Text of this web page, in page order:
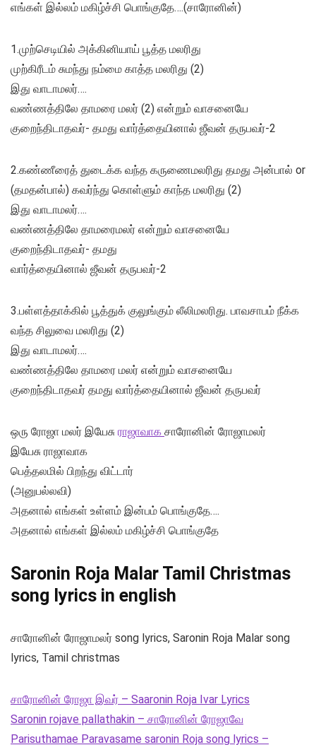
எங்கள் இல்லம் மகிழ்ச்சி பொங்குதே….(சாரோனின்)
1.முற்செடியில் அக்கினியாய் பூத்த மலரிது
முற்கிரீடம் சுமந்து நம்மை காத்த மலரிது (2)
இது வாடாமலர்….
வண்ணத்திலே தாமரை மலர் (2) என்றும் வாசனையே
குறைந்திடாதவர்- தமது வார்த்தையினால் ஜீவன் தருபவர்-2
2.கண்ணீரைத் துடைக்க வந்த கருணைமலரிது தமது அன்பால் or
(தமதன்பால்) கவர்ந்து கொள்ளும் காந்த மலரிது (2)
இது வாடாமலர்….
வண்ணத்திலே தாமரைமலர் என்றும் வாசனையே
குறைந்திடாதவர்- தமது
வார்த்தையினால் ஜீவன் தருபவர்-2
3.பள்ளத்தாக்கில் பூத்துக் குலுங்கும் லீலிமலரிது. பாவசாபம் நீக்க
வந்த சிலுவை மலரிது (2)
இது வாடாமலர்….
வண்ணத்திலே தாமரை மலர் என்றும் வாசனையே
குறைந்திடாதவர் தமது வார்த்தையினால் ஜீவன் தருபவர்
ஒரு ரோஜா மலர் இயேசு ராஜாவாக சாரோனின் ரோஜாமலர்
இயேசு ராஜாவாக
பெத்தலமில் பிறந்து விட்டார்
(அனுபல்லவி)
அதனால் எங்கள் உள்ளம் இன்பம் பொங்குதே….
அதனால் எங்கள் இல்லம் மகிழ்ச்சி பொங்குதே
Saronin Roja Malar Tamil Christmas
song lyrics in english
சாரோனின் ரோஜாமலர் song lyrics, Saronin Roja Malar song
lyrics, Tamil christmas
சாரோனின் ரோஜா இவர் – Saaronin Roja Ivar Lyrics
Saronin rojave pallathakin – சாரோனின் ரோஜாவே
Parisuthamae Paravasame saronin Roja song lyrics –